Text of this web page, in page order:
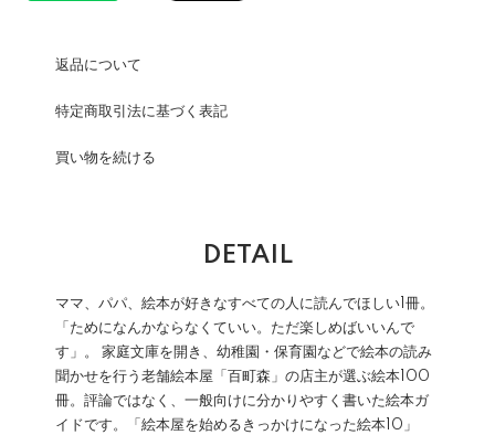
返品について
特定商取引法に基づく表記
買い物を続ける
DETAIL
ママ、パパ、絵本が好きなすべての人に読んでほしい1冊。
「ためになんかならなくていい。ただ楽しめばいいんで
す」。 家庭文庫を開き、幼稚園・保育園などで絵本の読み
聞かせを行う老舗絵本屋「百町森」の店主が選ぶ絵本100
冊。評論ではなく、一般向けに分かりやすく書いた絵本ガ
イドです。「絵本屋を始めるきっかけになった絵本10」